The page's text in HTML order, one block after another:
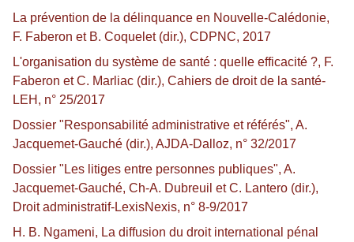
La prévention de la délinquance en Nouvelle-Calédonie,
F. Faberon et B. Coquelet (dir.), CDPNC, 2017
L'organisation du système de santé : quelle efficacité ?, F.
Faberon et C. Marliac (dir.), Cahiers de droit de la santé-
LEH, n° 25/2017
Dossier "Responsabilité administrative et référés", A.
Jacquemet-Gauché (dir.), AJDA-Dalloz, n° 32/2017
Dossier "Les litiges entre personnes publiques", A.
Jacquemet-Gauché, Ch-A. Dubreuil et C. Lantero (dir.),
Droit administratif-LexisNexis, n° 8-9/2017
H. B. Ngameni, La diffusion du droit international pénal